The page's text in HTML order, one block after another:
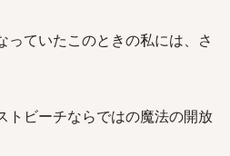
っていたこのときの私には、さ
トビーチならではの魔法の開放